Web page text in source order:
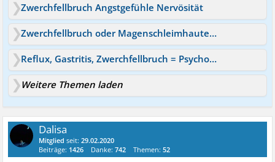
Zwerchfellbruch Angstgefühle Nervösität
Zwerchfellbruch oder Magenschleimhautentzündung
Reflux, Gastritis, Zwerchfellbruch = Psychosomatisch?
Weitere Themen laden
Dalisa
Mitglied seit:29.02.2020
Beiträge: 1426 Danke:742 Themen:52